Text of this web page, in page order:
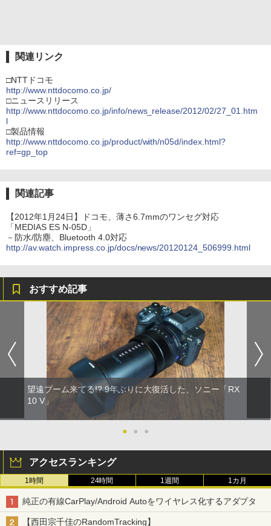
関連リンク
□NTTドコモ
http://www.nttdocomo.co.jp/
□ニュースリリース
http://www.nttdocomo.co.jp/info/news_release/2012/02/27_01.htm
l
□製品情報
http://www.nttdocomo.co.jp/product/with/n05d/index.html?
ref=gp_top
関連記事
【2012年1月24日】ドコモ、薄さ6.7mmのワンセグ対応
「MEDIAS ES N-05D」
－防水/防塵、Bluetooth 4.0対応
http://av.watch.impress.co.jp/docs/news/20120124_506999.html
おすすめ記事
望遠ブーム来てる!? 9年ぶりに大復活した、ソニー「RX
10 V」
● ● ●
アクセスランキング
1時間 24時間 1週間 1カ月
純正の有線CarPlay/Android Autoをワイヤレス化するアダプタ
【西田宗千佳のRandomTracking】